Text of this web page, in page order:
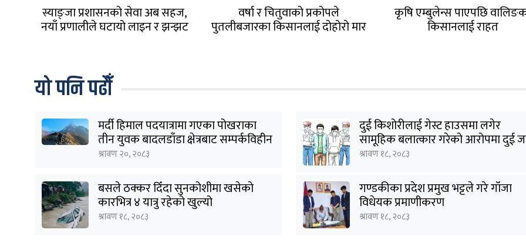
स्याङ्जा प्रशासनको सेवा अब सहज,
नयाँ प्रणालीले घटायो लाइन र झन्झट
वर्षा र चितुवाको प्रकोपले
पुतलीबजारका किसानलाई दोहोरो मार
कृषि एम्बुलेन्स पाएपछि
किसानलाई राहत
यो पनि पढौँ
मर्दी हिमाल पदयात्रामा गएका पोखराका
तीन युवक बादलडाँडा क्षेत्रबाट सम्पर्कविहीन
श्रावण २०, २०८३
दुई किशोरीलाई गेस्ट हाउसमा लगेर
सामूहिक बलात्कार गरेको आरोपमा दुई
पक्राउ
श्रावण १८, २०८३
बसले ठक्कर दिँदा सुनकोशीमा खसेकाे
कारभित्र ४ यात्रु रहेको खुल्यो
श्रावण १८, २०८३
गण्डकीका प्रदेश प्रमुख भट्टले गरे गाँजा
विधेयक प्रमाणीकरण
श्रावण १८, २०८३